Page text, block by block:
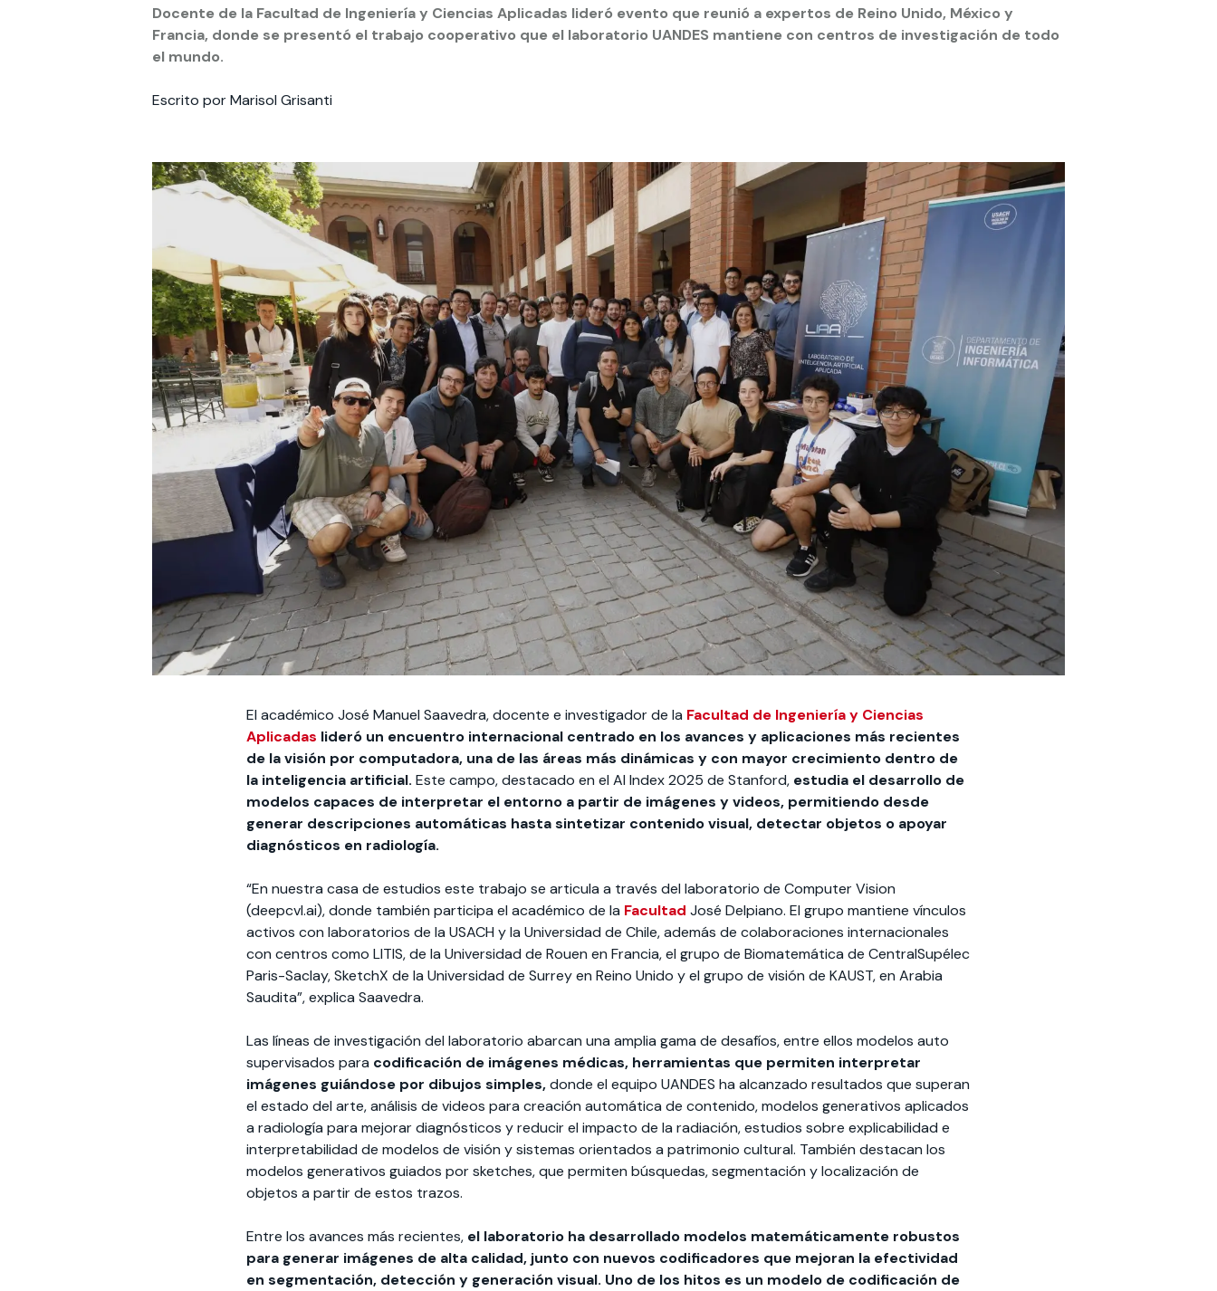
Te puede interesar:International studentsFacultades
Te puede interesar:Explora el campus Uandes Noticias estudiantiles
Docente de la Facultad de Ingeniería y Ciencias Aplicadas lideró evento que reunió a expertos de Reino Unido, México y
Francia, donde se presentó el trabajo cooperativo que el laboratorio UANDES mantiene con centros de investigación de todo
el mundo.
Escrito por Marisol Grisanti
El académico José Manuel Saavedra, docente e investigador de la Facultad de Ingeniería y Ciencias
Aplicadas lideró un encuentro internacional centrado en los avances y aplicaciones más recientes
de la visión por computadora, una de las áreas más dinámicas y con mayor crecimiento dentro de
la inteligencia artificial. Este campo, destacado en el AI Index 2025 de Stanford, estudia el desarrollo de
modelos capaces de interpretar el entorno a partir de imágenes y videos, permitiendo desde
generar descripciones automáticas hasta sintetizar contenido visual, detectar objetos o apoyar
diagnósticos en radiología.
“En nuestra casa de estudios este trabajo se articula a través del laboratorio de Computer Vision
(deepcvl.ai), donde también participa el académico de la Facultad José Delpiano. El grupo mantiene vínculos
activos con laboratorios de la USACH y la Universidad de Chile, además de colaboraciones internacionales
con centros como LITIS, de la Universidad de Rouen en Francia, el grupo de Biomatemática de CentralSupélec
Paris-Saclay, SketchX de la Universidad de Surrey en Reino Unido y el grupo de visión de KAUST, en Arabia
Saudita”, explica Saavedra.
Las líneas de investigación del laboratorio abarcan una amplia gama de desafíos, entre ellos modelos auto
supervisados para codificación de imágenes médicas, herramientas que permiten interpretar
imágenes guiándose por dibujos simples,donde el equipo UANDES ha alcanzado resultados que superan
el estado del arte, análisis de videos para creación automática de contenido, modelos generativos aplicados
a radiología para mejorar diagnósticos y reducir el impacto de la radiación, estudios sobre explicabilidad e
interpretabilidad de modelos de visión y sistemas orientados a patrimonio cultural. También destacan los
modelos generativos guiados por sketches, que permiten búsquedas, segmentación y localización de
objetos a partir de estos trazos.
Entre los avances más recientes, el laboratorio ha desarrollado modelos matemáticamente robustos
para generar imágenes de alta calidad, junto con nuevos codificadores que mejoran la efectividad
en segmentación, detección y generación visual. Uno de los hitos es un modelo de codificación de